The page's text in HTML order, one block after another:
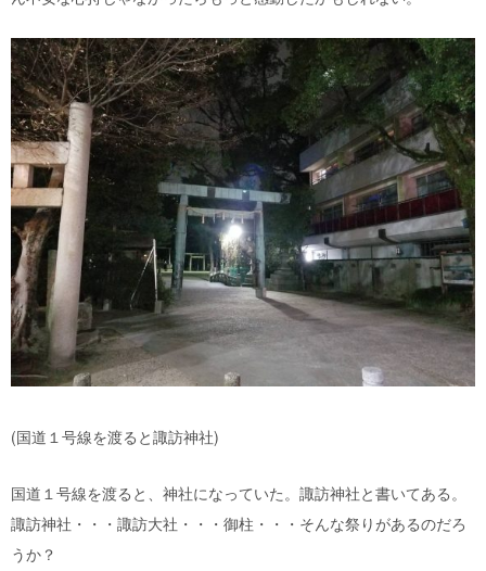
(国道１号線を渡ると諏訪神社)
国道１号線を渡ると、神社になっていた。諏訪神社と書いてある。
諏訪神社・・・諏訪大社・・・御柱・・・そんな祭りがあるのだろ
うか？